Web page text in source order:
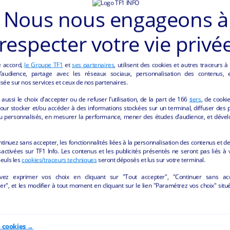
"ALIMENTATION" DE LA REGION
Nous nous engageons à
respecter votre vie
accord, le Groupe TF1 etses partenaires, utilisent des cookies et autres traceurs à
partage avec les réseaux sociaux, personnalisation des contenus,
sur nos services et ceux de nos partenaires.
aussi le choix d'accepter ou de refuser l’utilisation, de la part de 166 tiers, de
stocker et/ou accéder à des informations stockées sur un terminal, diffuser des
personnalisés, en mesurer la performance, mener des études d’audience, et
sans accepter, les fonctionnalités liées à la personnalisation des contenus et
sur TF1 Info. Les contenus et les publicités présentés ne seront pas liés à
lescookies/traceurs techniquesseront déposés et lus sur votre terminal.
exprimer vos choix en cliquant sur "Tout accepter", "Continuer sans
et les modifier à tout moment en cliquant sur le lien "Paramétrez vos choix"
cookies →